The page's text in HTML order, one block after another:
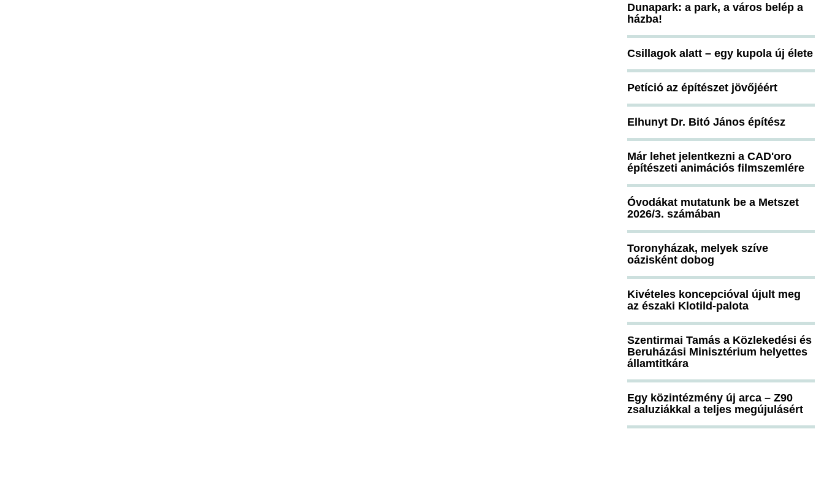
Dunapark: a park, a város belép a
házba!
Csillagok alatt – egy kupola új élete
Petíció az építészet jövőjéért
Elhunyt Dr. Bitó János építész
Már lehet jelentkezni a CAD'oro
építészeti animációs filmszemlére
Óvodákat mutatunk be a Metszet
2026/3. számában
Toronyházak, melyek szíve
oázisként dobog
Kivételes koncepcióval újult meg
az északi Klotild-palota
Szentirmai Tamás a Közlekedési és
Beruházási Minisztérium helyettes
államtitkára
Egy közintézmény új arca – Z90
zsaluziákkal a teljes megújulásért